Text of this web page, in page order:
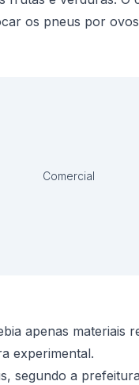
os pneus por
Comercial
apenas materiais
experimental.
segundo a